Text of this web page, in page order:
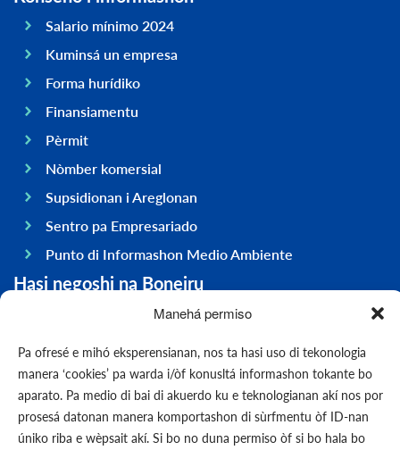
Manehá permiso
Pa ofresé e mihó eksperensianan, nos ta hasi uso di tekonologia
manera ‘cookies’ pa warda i/òf konusltá informashon tokante bo
aparato. Pa medio di bai di akuerdo ku e teknologianan akí nos por
prosesá datonan manera komportashon di sùrfmentu òf ID-nan
úniko riba e wèpsait akí. Si bo no duna permiso òf si bo hala bo
Salario mínimo 2024
Kuminsá un empresa
Forma hurídiko
Finansiamentu
Pèrmit
Nòmber komersial
Supsidionan i Areglonan
Sentro pa Empresariado
Punto di Informashon Medio Ambiente
Hasi negoshi na Boneiru
Gobièrnu
Infrastruktura
General